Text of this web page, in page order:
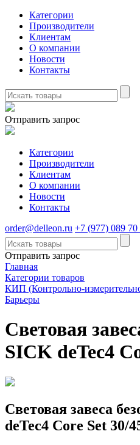
Категории
Производители
Клиентам
О компании
Новости
Контакты
Отправить запрос
Категории
Производители
Клиентам
О компании
Новости
Контакты
order@delleon.ru +7 (977) 089 70
Отправить запрос
Главная
Категории товаров
КИП (Контрольно-
Барьеры
Световая
SICK deTec4
Световая завеса
deTec4 Core Set 30/